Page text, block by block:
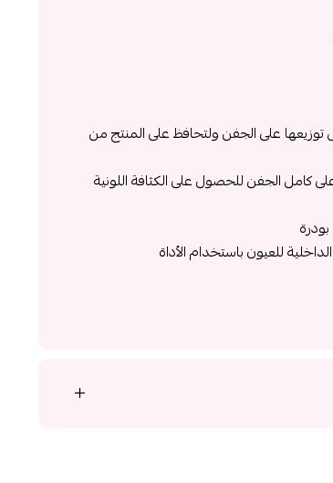
على الجفن ولتحافظ على المنتج من
كامل الجفن للحصول على الكثافة اللونية
للعيون باستخدام الأداة